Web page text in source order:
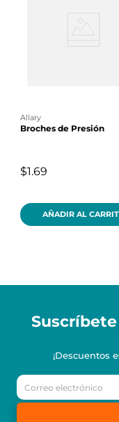
allary
Broches de Presión
$1.69
AÑADIR AL
¡Descuentos